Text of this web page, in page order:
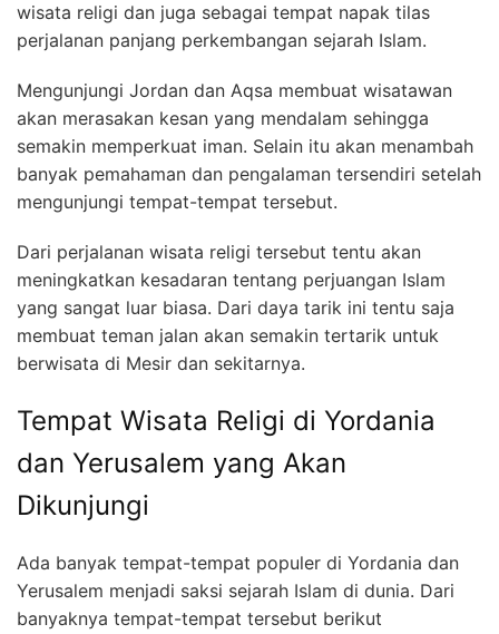
wisata religi dan juga sebagai tempat napak tilas
perjalanan panjang perkembangan sejarah Islam.
Mengunjungi Jordan dan Aqsa membuat wisatawan
akan merasakan kesan yang mendalam sehingga
semakin memperkuat iman. Selain itu akan menambah
banyak pemahaman dan pengalaman tersendiri setelah
mengunjungi tempat-tempat tersebut.
Dari perjalanan wisata religi tersebut tentu akan
meningkatkan kesadaran tentang perjuangan Islam
yang sangat luar biasa. Dari daya tarik ini tentu saja
membuat teman jalan akan semakin tertarik untuk
berwisata di Mesir dan sekitarnya.
Tempat Wisata Religi di Yordania
dan Yerusalem yang Akan
Dikunjungi
Ada banyak tempat-tempat populer di Yordania dan
Yerusalem menjadi saksi sejarah Islam di dunia. Dari
banyaknya tempat-tempat tersebut berikut